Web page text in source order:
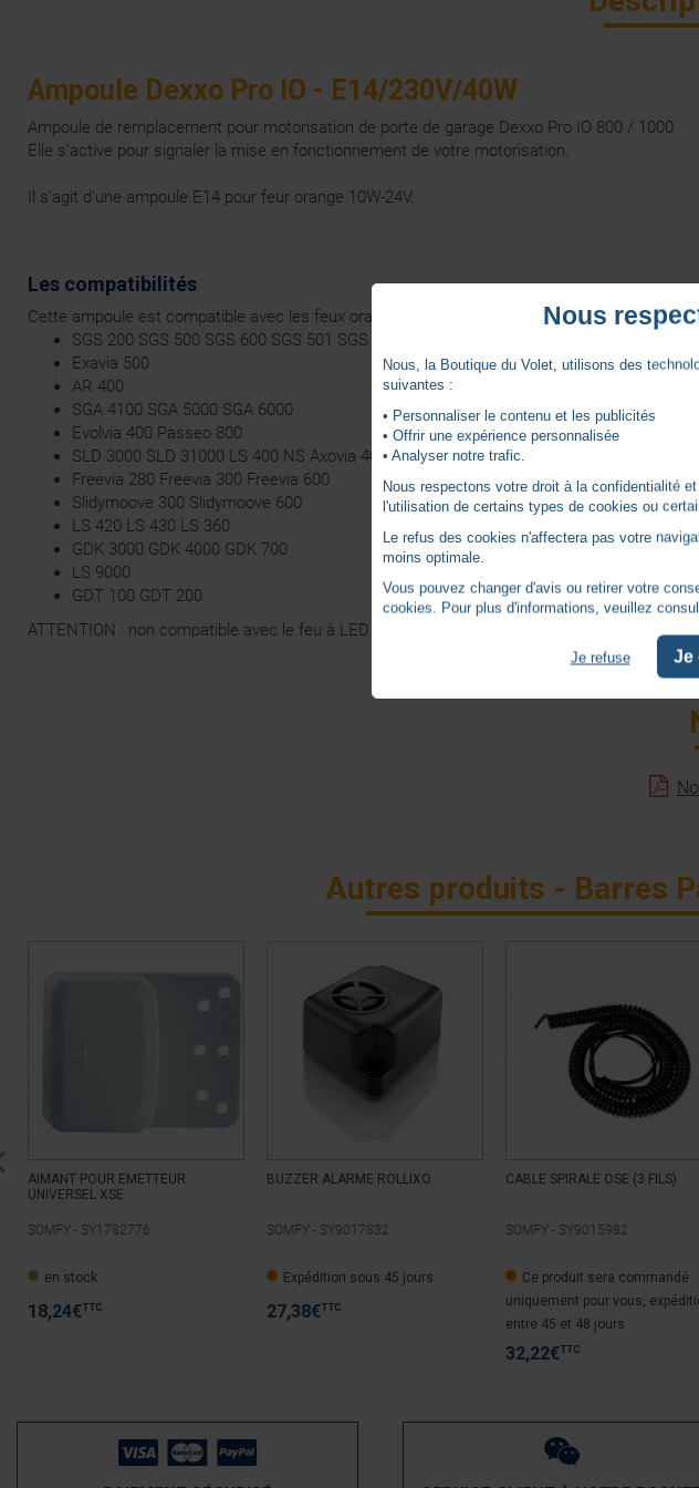
Ampoule Dexxo Pro IO - E14/230V/40W
Ampoule de remplacement pour motorisation de porte de garage Dexxo Pro IO 800 / 1000
Elle s’active pour signaler la mise en fonctionnement de votre motorisation.
Il s'agit d'une ampoule E14 pour feur orange 10W-24V.
Les compatibilités
Cette ampoule est compatible avec les feux oranges clignotants des motorisation ci-
SGS 200 SGS 500 SGS 600 SGS 501 SGS 601
Exavia 500
AR 400
SGA 4100 SGA 5000 SGA 6000
Evolvia 400 Passeo 800
SLD 3000 SLD 31000 LS 400 NS Axovia 400 NS
Freevia 280 Freevia 300 Freevia 600
Slidymoove 300 Slidymoove 600
LS 420 LS 430 LS 360
GDK 3000 GDK 4000 GDK 700
LS 9000
GDT 100 GDT 200
ATTENTION : non compatible avec le feu à LED bicolore SY2401584
Autres produits - Barres
AIMANT POUR EMETTEUR
UNIVERSEL XSE
SOMFY - SY1782776
en stock
18,24€TTC
BUZZER ALARME ROLLIXO
SOMFY - SY9017832
Expédition sous 45 jours
27,38€TTC
CABLE SPIRALE OSE (3 FILS)
SOMFY - SY9015982
Ce produit sera commandé
uniquement pour vous,
entre 45 et 48 jours
32,22€TTC
Nous
Nous, la Boutique du Volet, utilisons des
suivantes :
• Personnaliser le contenu et les publicités
• Offrir une expérience personnalisée
• Analyser notre trafic.
Nous respectons votre droit à la confidentialité
l'utilisation de certains types de cookies ou
Le refus des cookies n'affectera pas votre
moins optimale.
Vous pouvez changer d'avis ou retirer votre
cookies. Pour plus d'informations, veuillez
Je refuse Je